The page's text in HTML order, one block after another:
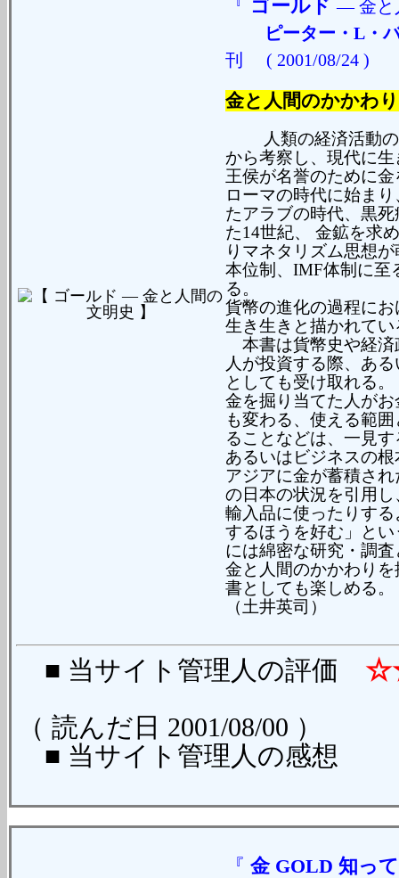
『 ゴールド ― 金と
ピーター・L・
刊
( 2001/08/24 )
金と人間のかかわ
人類の経済活動の
から考察し、現代に
王侯が名誉のために
ローマの時代に始ま
たアラブの時代、黒
た14世紀、 金鉱を求
りマネタリズム思想
本位制、IMF体制に至
る。
貨幣の進化の過程に
生き生きと描かれてい
本書は貨幣史や経済
人が投資する際、あ
としても受け取れる。
金を掘り当てた人が
も変わる、使える範
ることなどは、一見
あるいはビジネスの
アジアに金が蓄積さ
の日本の状況を引用
輸入品に使ったりす
するほうを好む」と
には綿密な研究・調
金と人間のかかわり
書としても楽しめる。
（土井英司）
■ 当サイト管理人の評価
（ 読んだ日 2001/08/00 ）
■ 当サイト管理人の感想
『 金 GOLD 知っ